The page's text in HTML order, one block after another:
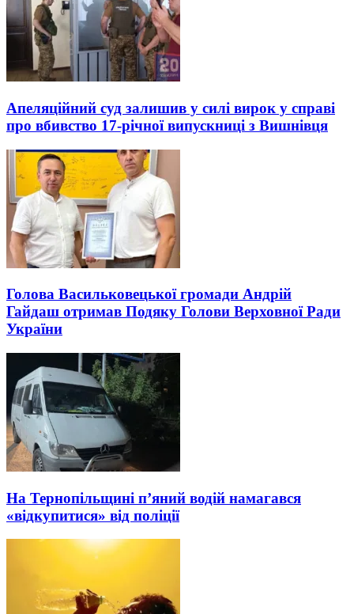
Апеляційний суд залишив у силі вирок у справі
про вбивство 17-річної випускниці з Вишнівця
Голова Васильковецької громади Андрій
Гайдаш отримав Подяку Голови Верховної Ради
України
На Тернопільщині п’яний водій намагався
«відкупитися» від поліції